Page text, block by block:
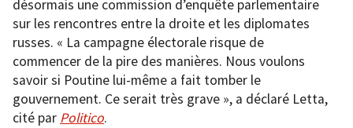
désormais une commission d’enquête parlementaire
sur les rencontres entre la droite et les diplomates
russes. « La campagne électorale risque de
commencer de la pire des manières. Nous voulons
savoir si Poutine lui-même a fait tomber le
gouvernement. Ce serait très grave », a déclaré Letta,
cité par Politico.